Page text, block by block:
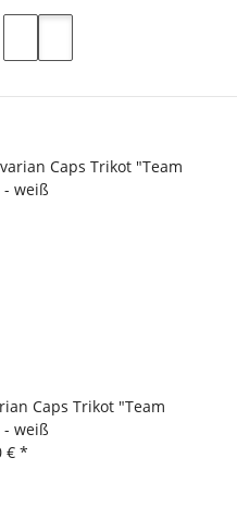
Caps Trikot "Team
- weiß
€ *